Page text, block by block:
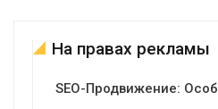
На правах рекламы
SEO-Продвижение: